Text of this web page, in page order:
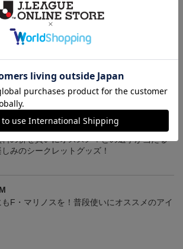
の併せ買いにオススメ！どの選手が当たる
みのシークレットグッズ！
もF・マリノスを！普段使いにオススメのアイ